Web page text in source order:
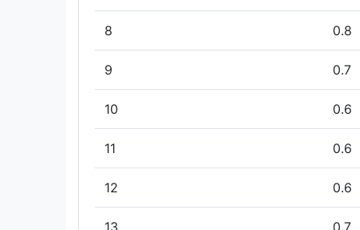
8 0.8
9 0.7
10 0.6
11 0.6
12 0.6
13 0.7